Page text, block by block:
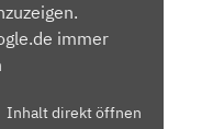
immer
Inhalt direkt öffnen